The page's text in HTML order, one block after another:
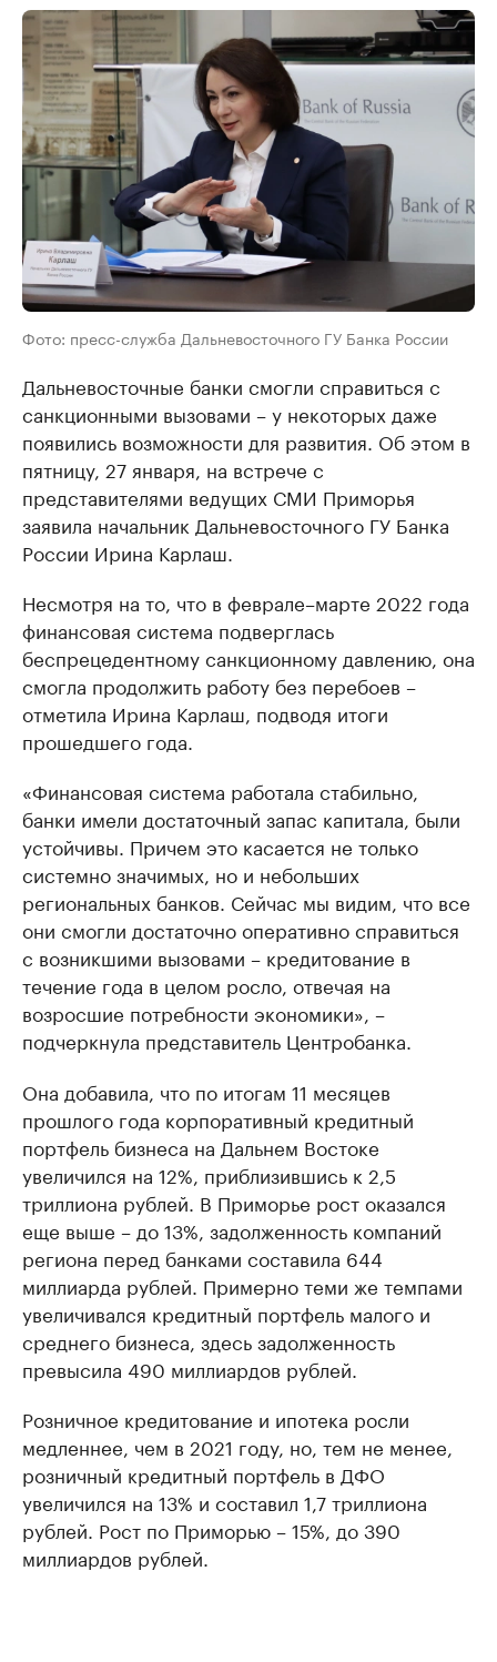
Фото: пресс-служба Дальневосточного ГУ Банка России
Дальневосточные банки смогли справиться с
санкционными вызовами – у некоторых даже
появились возможности для развития. Об этом в
пятницу, 27 января, на встрече с
представителями ведущих СМИ Приморья
заявила начальник Дальневосточного ГУ Банка
России Ирина Карлаш.
Несмотря на то, что в феврале–марте 2022 года
финансовая система подверглась
беспрецедентному санкционному давлению, она
смогла продолжить работу без перебоев –
отметила Ирина Карлаш, подводя итоги
прошедшего года.
«Финансовая система работала стабильно,
банки имели достаточный запас капитала, были
устойчивы. Причем это касается не только
системно значимых, но и небольших
региональных банков. Сейчас мы видим, что все
они смогли достаточно оперативно справиться
с возникшими вызовами – кредитование в
течение года в целом росло, отвечая на
возросшие потребности экономики», –
подчеркнула представитель Центробанка.
Она добавила, что по итогам 11 месяцев
прошлого года корпоративный кредитный
портфель бизнеса на Дальнем Востоке
увеличился на 12%, приблизившись к 2,5
триллиона рублей. В Приморье рост оказался
еще выше – до 13%, задолженность компаний
региона перед банками составила 644
миллиарда рублей. Примерно теми же темпами
увеличивался кредитный портфель малого и
среднего бизнеса, здесь задолженность
превысила 490 миллиардов рублей.
Розничное кредитование и ипотека росли
медленнее, чем в 2021 году, но, тем не менее,
розничный кредитный портфель в ДФО
увеличился на 13% и составил 1,7 триллиона
рублей. Рост по Приморью – 15%, до 390
миллиардов рублей.